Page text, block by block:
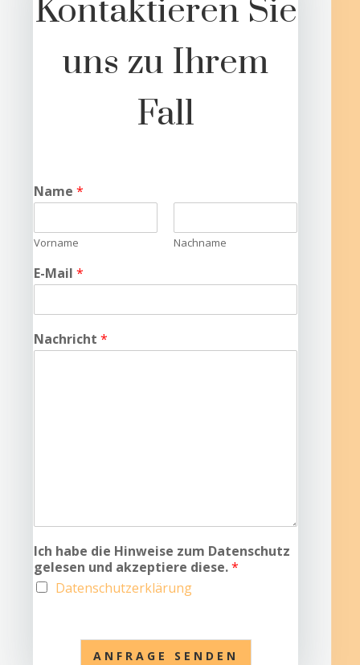
Kontaktieren Sie
uns zu Ihrem
Fall
Name*
Vorname Nachname
E-Mail*
Nachricht*
Ich habe die Hinweise zum Datenschutz
gelesen und akzeptiere diese.*
Datenschutzerklärung
ANFRAGE SENDEN